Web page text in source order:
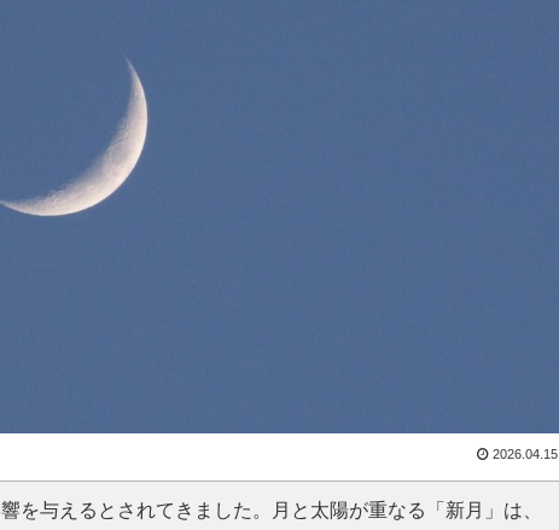
2026.04.15
を与えるとされてきました。月と太陽が重なる「新月」は、